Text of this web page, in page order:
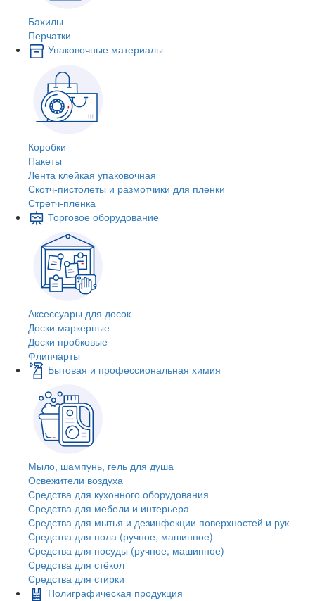
Бахилы
Перчатки
Упаковочные материалы
Коробки
Пакеты
Лента клейкая упаковочная
Скотч-пистолеты и размотчики для пленки
Стретч-пленка
Торговое оборудование
Аксессуары для досок
Доски маркерные
Доски пробковые
Флипчарты
Бытовая и профессиональная химия
Мыло, шампунь, гель для душа
Освежители воздуха
Средства для кухонного оборудования
Средства для мебели и интерьера
Средства для мытья и дезинфекции поверхностей и рук
Средства для пола (ручное, машинное)
Средства для посуды (ручное, машинное)
Средства для стёкол
Средства для стирки
Полиграфическая продукция